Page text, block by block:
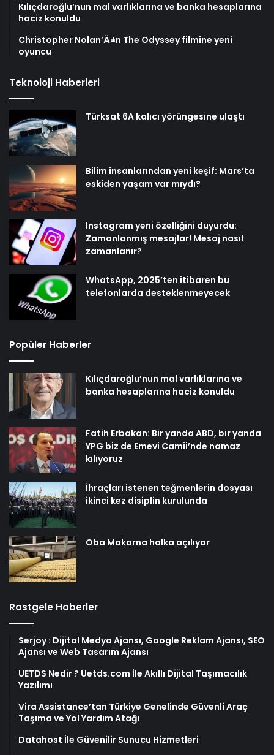
Kılıçdaroğlu’nun mal varlıklarına ve banka hesaplarına
haciz konuldu
Christopher Nolan’Ä±n The Odyssey filmine yeni
oyuncu
Teknoloji Haberleri
Türksat 6A kalıcı yörüngesine ulaştı
Bilim insanlarından yeni keşif: Mars’ta
eskiden yaşam var mıydı?
Instagram yeni özelliğini duyurdu:
Zamanlanmış mesajlar! Mesaj nasıl
zamanlanır?
WhatsApp, 2025’ten itibaren bu
telefonlarda desteklenmeyecek
Popüler Haberler
Kılıçdaroğlu’nun mal varlıklarına ve
banka hesaplarına haciz konuldu
Fatih Erbakan: Bir yanda ABD, bir yanda
YPG biz de Emevi Camii’nde namaz
kılıyoruz
İhraçları istenen teğmenlerin dosyası
ikinci kez disiplin kurulunda
Oba Makarna halka açılıyor
Rastgele Haberler
Serjoy : Dijital Medya Ajansı, Google Reklam Ajansı, SEO
Ajansı ve Web Tasarım Ajansı
UETDS Nedir ? Uetds.com İle Akıllı Dijital Taşımacılık
Yazılımı
Vira Assistance’tan Türkiye Genelinde Güvenli Araç
Taşıma ve Yol Yardım Atağı
Datahost İle Güvenilir Sunucu Hizmetleri